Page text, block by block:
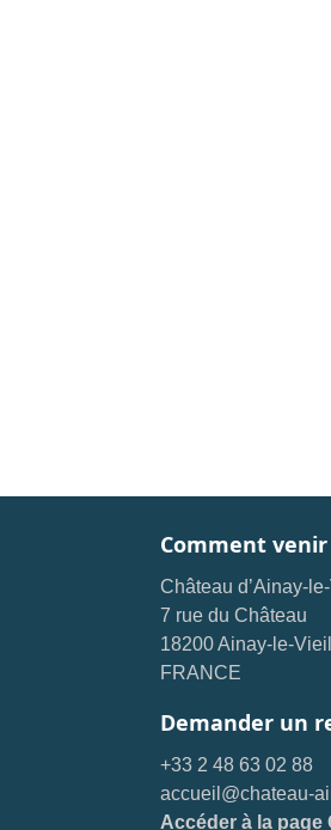
Comment venir
Château d’Ainay-
7 rue du Château
18200 Ainay-le-Vieil
FRANCE
Demander un
+33 2 48 63 02 88
accueil@chateau-
Accéder à la